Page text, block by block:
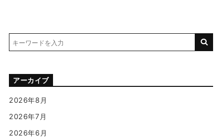
アーカイブ
2026年8月
2026年7月
2026年6月